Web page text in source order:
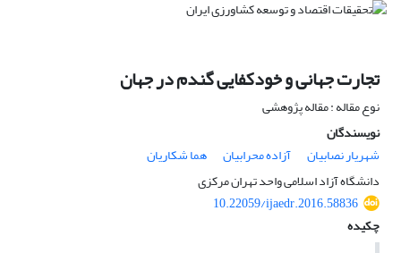
تجارت جهانی و خودکفایی گندم در جهان
نوع مقاله : مقاله پژوهشی
نویسندگان
شهریار نصابیان
آزاده محرابیان
هما شکاریان
دانشگاه آزاد اسلامی واحد تهران مرکزی
10.22059/ijaedr.2016.58836
چکیده